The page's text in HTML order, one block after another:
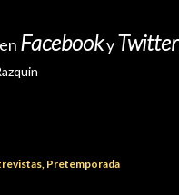
FacebookyTwitter
Pretemporada